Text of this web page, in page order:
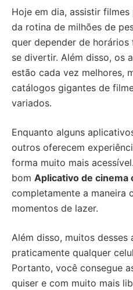
Hoje em dia, assistir
da rotina de milhões de
quer depender de
se divertir. Além disso, os
estão cada vez melhores,
catálogos gigantes de
variados.
Enquanto alguns
outros oferecem
forma muito mais
bom Aplicativo de cinema
completamente a maneira
momentos de lazer.
Além disso, muitos
praticamente qualquer
Portanto, você consegue
quiser e com muito mais